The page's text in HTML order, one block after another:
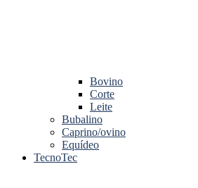
Bovino
Corte
Leite
Bubalino
Caprino/ovino
Equídeo
TecnoTec